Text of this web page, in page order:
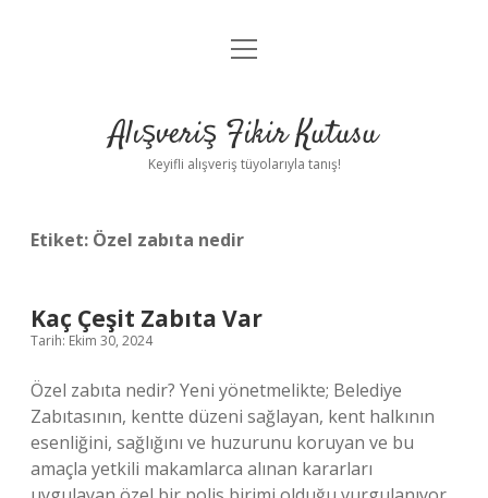
Anasayfa
Yasal Uyarı
menüyü
Alışveriş Fikir Kutusu
Keyifli alışveriş tüyolarıyla tanış!
Etiket: Özel zabıta nedir
Kaç Çeşit Zabıta Var
Tarih: Ekim 30, 2024
Özel zabıta nedir? Yeni yönetmelikte; Belediye
Zabıtasının, kentte düzeni sağlayan, kent halkının
esenliğini, sağlığını ve huzurunu koruyan ve bu
amaçla yetkili makamlarca alınan kararları